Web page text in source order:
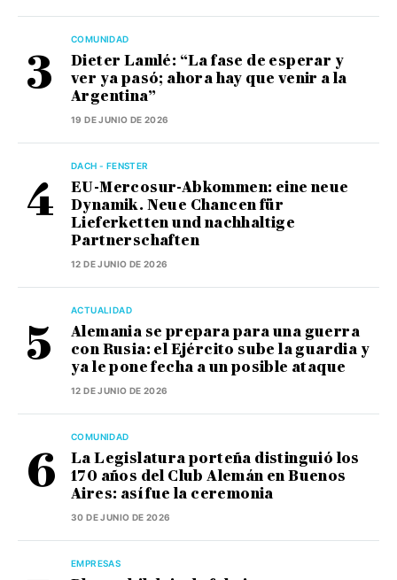
COMUNIDAD
Dieter Lamlé: “La fase de esperar y
ver ya pasó; ahora hay que venir a la
Argentina”
19 DE JUNIO DE 2026
DACH - FENSTER
EU-Mercosur-Abkommen: eine neue
Dynamik. Neue Chancen für
Lieferketten und nachhaltige
Partnerschaften
12 DE JUNIO DE 2026
ACTUALIDAD
Alemania se prepara para una guerra
con Rusia: el Ejército sube la guardia y
ya le pone fecha a un posible ataque
12 DE JUNIO DE 2026
COMUNIDAD
La Legislatura porteña distinguió los
170 años del Club Alemán en Buenos
Aires: así fue la ceremonia
30 DE JUNIO DE 2026
EMPRESAS